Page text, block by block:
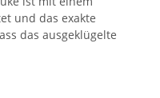
und das exakte
das ausgeklügelte